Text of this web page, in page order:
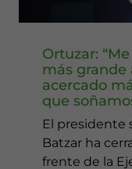
Ortuzar:
más grande
acercado
que
El presidente
Batzar ha
frente de la